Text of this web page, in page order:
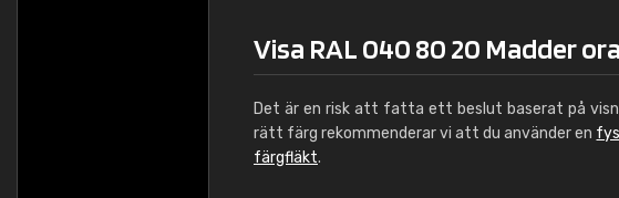
Visa RAL 040 80 20 Madder
Det är en risk att fatta ett beslut baserat på
rätt färg rekommenderar vi att du använder en
färgfläkt.